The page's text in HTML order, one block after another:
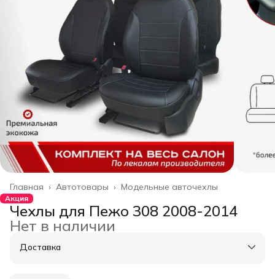
Модельные авточехлы
Автотовары ›
Главная ›
Акция
Чехлы для Пежо 308 2008-2014
Нет в наличии
Доставка